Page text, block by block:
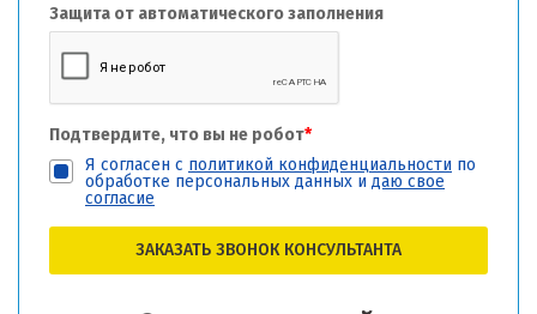
Защита от автоматического заполнения
Подтвердите, что вы не робот*
Я согласен с политикой конфиденциальности по
обработке персональных данных и даю свое
согласие
ЗАКАЗАТЬ ЗВОНОК КОНСУЛЬТАНТА